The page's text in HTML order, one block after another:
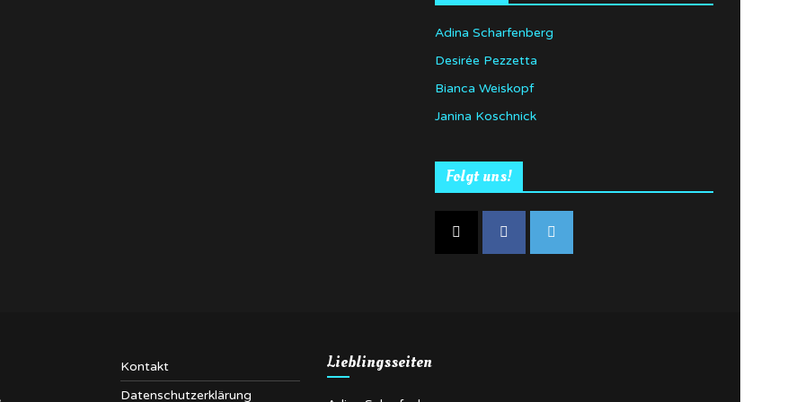
Adina Scharfenberg
Desirée Pezzetta
Bianca Weiskopf
Janina Koschnick
Folgt uns!
Kontakt
Datenschutzerklärung
Lieblingsseiten